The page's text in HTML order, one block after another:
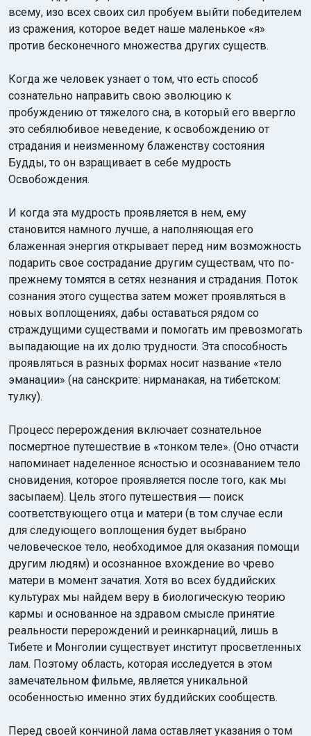
всему, изо всех своих сил пробуем выйти победителем
из сражения, которое ведет наше маленькое «я»
против бесконечного множества других существ.
Когда же человек узнает о том, что есть способ
сознательно направить свою эволюцию к
пробуждению от тяжелого сна, в который его ввергло
это себялюбивое неведение, к освобождению от
страдания и неизменному блаженству состояния
Будды, то он взращивает в себе мудрость
Освобождения.
И когда эта мудрость проявляется в нем, ему
становится намного лучше, а наполняющая его
блаженная энергия открывает перед ним возможность
подарить свое сострадание другим существам, что по-
прежнему томятся в сетях незнания и страдания. Поток
сознания этого существа затем может проявляться в
новых воплощениях, дабы оставаться рядом со
страждущими существами и помогать им превозмогать
выпадающие на их долю трудности. Эта способность
проявляться в разных формах носит название «тело
эманации» (на санскрите: нирманакая, на тибетском:
тулку).
Процесс перерождения включает сознательное
посмертное путешествие в «тонком теле». (Оно отчасти
напоминает наделенное ясностью и осознаванием тело
сновидения, которое проявляется после того, как мы
засыпаем). Цель этого путешествия ― поиск
соответствующего отца и матери (в том случае если
для следующего воплощения будет выбрано
человеческое тело, необходимое для оказания помощи
другим людям) и осознанное вхождение во чрево
матери в момент зачатия. Хотя во всех буддийских
культурах мы найдем веру в биологическую теорию
кармы и основанное на здравом смысле принятие
реальности перерождений и реинкарнаций, лишь в
Тибете и Монголии существует институт просветленных
лам. Поэтому область, которая исследуется в этом
замечательном фильме, является уникальной
особенностью именно этих буддийских сообществ.
Перед своей кончиной лама оставляет указания о том